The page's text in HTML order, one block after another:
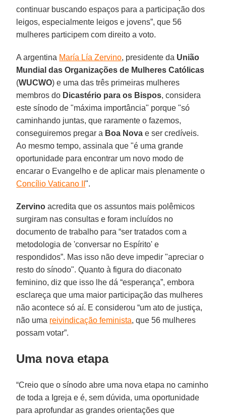
continuar buscando espaços para a participação dos
leigos, especialmente leigos e jovens”, que 56
mulheres participem com direito a voto.
A argentina María Lía Zervino, presidente da União
Mundial das Organizações de Mulheres Católicas
(WUCWO) e uma das três primeiras mulheres
membros do Dicastério para os Bispos, considera
este sínodo de "máxima importância" porque "só
caminhando juntas, que raramente o fazemos,
conseguiremos pregar a Boa Nova e ser credíveis.
Ao mesmo tempo, assinala que "é uma grande
oportunidade para encontrar um novo modo de
encarar o Evangelho e de aplicar mais plenamente o
Concílio Vaticano II".
Zervino acredita que os assuntos mais polêmicos
surgiram nas consultas e foram incluídos no
documento de trabalho para “ser tratados com a
metodologia de 'conversar no Espírito' e
respondidos”. Mas isso não deve impedir "apreciar o
resto do sínodo". Quanto à figura do diaconato
feminino, diz que isso lhe dá “esperança”, embora
esclareça que uma maior participação das mulheres
não acontece só aí. E considerou “um ato de justiça,
não uma reivindicação feminista, que 56 mulheres
possam votar”.
Uma nova etapa
“Creio que o sínodo abre uma nova etapa no caminho
de toda a Igreja e é, sem dúvida, uma oportunidade
para aprofundar as grandes orientações que